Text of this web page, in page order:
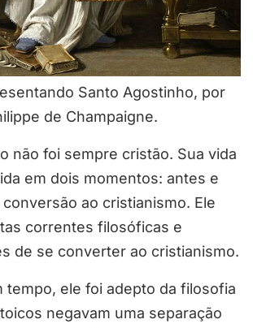
Santo Agostinho, por
de Champaigne.
não foi sempre cristão. Sua vida
em dois momentos: antes e
ao cristianismo. Ele
correntes filosóficas e
de se converter ao cristianismo.
tempo, ele foi adepto da filosofia
negavam uma separação